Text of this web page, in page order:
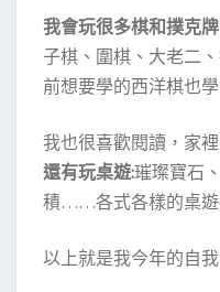
我會玩很多棋和撲克牌
子棋、圍棋、大老二
前想要學的西洋棋也
我也很喜歡閱讀，家
還有玩桌遊:璀璨寶石
積……各式各樣的桌遊
以上就是我今年的自